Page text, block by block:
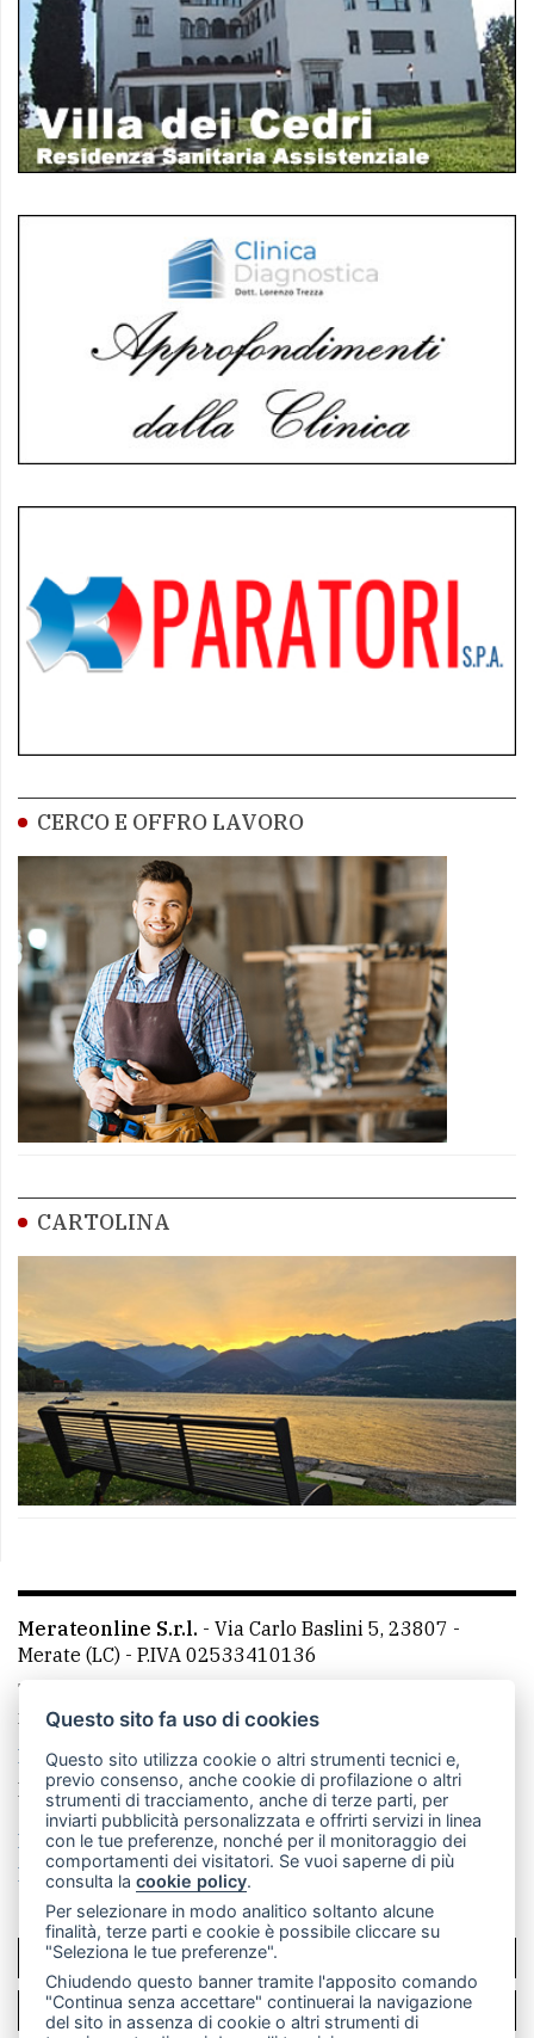
CERCO E OFFRO LAVORO
CARTOLINA
Merateonline S.r.l. - Via Carlo Baslini 5, 23807 -
Merate (LC) - P.IVA 02533410136
Telefono:
mail: redazione@leccoonline.com
La redazione
MerateOnline CasateOnline
RSS
Made by VIP
Privacy policy
Cookie policy
Rivedi le tue scelte sui cookie
SCRIVICI
PER LA TUA PUBBLICITÀ
Questo sito fa uso di cookies
Questo sito utilizza cookie o altri strumenti tecnici e,
previo consenso, anche cookie di profilazione o altri
strumenti di tracciamento, anche di terze parti, per
inviarti pubblicità personalizzata e offrirti servizi in linea
con le tue preferenze, nonché per il monitoraggio dei
comportamenti dei visitatori. Se vuoi saperne di più
consulta lacookie policy.
Per selezionare in modo analitico soltanto alcune
finalità, terze parti e cookie è possibile cliccare su
"Seleziona le tue preferenze".
Chiudendo questo banner tramite l'apposito comando
"Continua senza accettare" continuerai la navigazione
del sito in assenza di cookie o altri strumenti di